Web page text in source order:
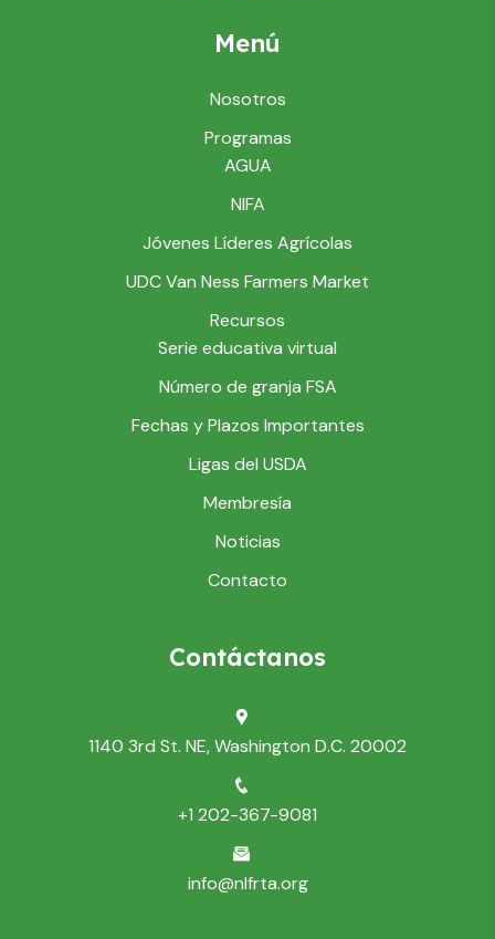
Menú
Nosotros
Programas
AGUA
NIFA
Jóvenes Líderes Agrícolas
UDC Van Ness Farmers Market
Recursos
Serie educativa virtual
Número de granja FSA
Fechas y Plazos Importantes
Ligas del USDA
Membresía
Noticias
Contacto
Contáctanos
1140 3rd St. NE, Washington D.C. 20002
+1 202-367-9081
info@nlfrta.org